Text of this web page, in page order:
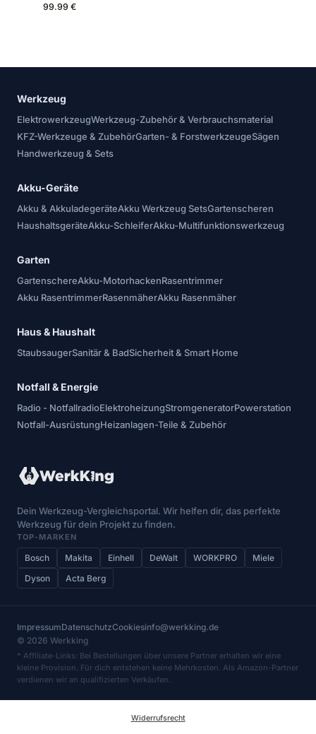
99.99 €
Werkzeug
ElektrowerkzeugWerkzeug-Zubehör & Verbrauchsmaterial
KFZ-Werkzeuge & ZubehörGarten- & ForstwerkzeugeSägen
Handwerkzeug & Sets
Akku-Geräte
Akku & AkkuladegeräteAkku Werkzeug SetsGartenscheren
HaushaltsgeräteAkku-SchleiferAkku-Multifunktionswerkzeug
Garten
GartenschereAkku-MotorhackenRasentrimmer
Akku RasentrimmerRasenmäherAkku Rasenmäher
Haus & Haushalt
StaubsaugerSanitär & BadSicherheit & Smart Home
Notfall & Energie
Radio - NotfallradioElektroheizungStromgeneratorPowerstation
Notfall-AusrüstungHeizanlagen-Teile & Zubehör
Dein Werkzeug-Vergleichsportal. Wir helfen dir, das perfekte
Werkzeug für dein Projekt zu finden.
TOP-MARKEN
Bosch Makita Einhell DeWalt WORKPRO
Miele
Dyson
Acta Berg
ImpressumDatenschutzCookiesinfo@werkking.de
© 2026 Werkking
* Affiliate-Links: Bei Bestellungen über unsere Partner erhalten wir eine
kleine Provision. Für dich entstehen keine Mehrkosten. Als Amazon-Partner
verdienen wir an qualifizierten Verkäufen.
Widerrufsrecht